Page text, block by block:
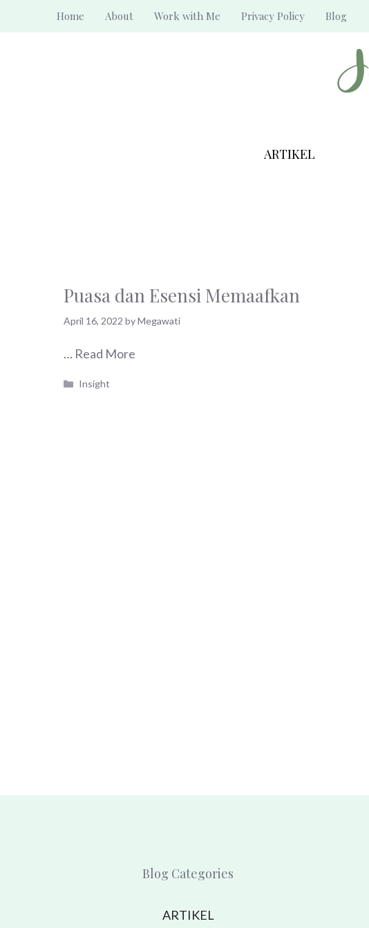
Home About Work with Me Privacy Policy Blog
ARTIKEL
Puasa dan Esensi Memaafkan
April 16, 2022 byMegawati
… Read More
Categories
Insight
Blog Categories
ARTIKEL